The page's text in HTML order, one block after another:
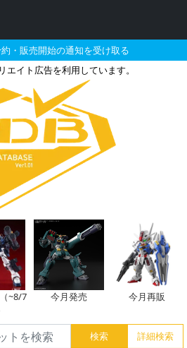
・販売開始の通知を受け取る
エイト広告を利用しています。
ァリュアブルポ
~8/7
今月発売 今月再販